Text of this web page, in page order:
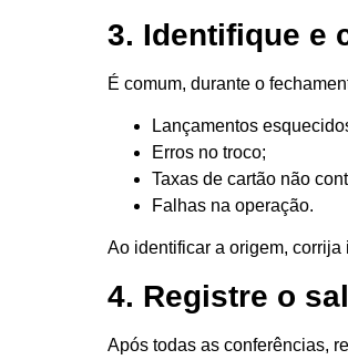
3. Identifique e
É comum, durante o
Lançamentos
Erros no troco;
Taxas de cartão não
Falhas na operação.
Ao identificar a origem,
4. Registre o
Após todas as conferências,